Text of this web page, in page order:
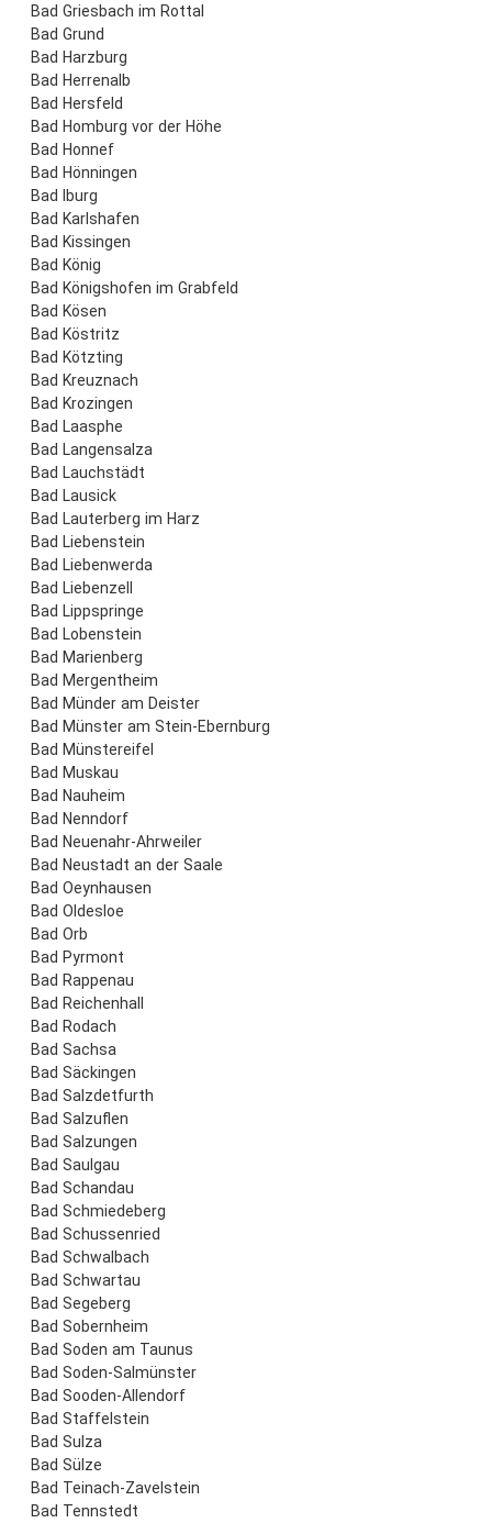
Bad Griesbach im Rottal
Bad Grund
Bad Harzburg
Bad Herrenalb
Bad Hersfeld
Bad Homburg vor der Höhe
Bad Honnef
Bad Hönningen
Bad Iburg
Bad Karlshafen
Bad Kissingen
Bad König
Bad Königshofen im Grabfeld
Bad Kösen
Bad Köstritz
Bad Kötzting
Bad Kreuznach
Bad Krozingen
Bad Laasphe
Bad Langensalza
Bad Lauchstädt
Bad Lausick
Bad Lauterberg im Harz
Bad Liebenstein
Bad Liebenwerda
Bad Liebenzell
Bad Lippspringe
Bad Lobenstein
Bad Marienberg
Bad Mergentheim
Bad Münder am Deister
Bad Münster am Stein-Ebernburg
Bad Münstereifel
Bad Muskau
Bad Nauheim
Bad Nenndorf
Bad Neuenahr-Ahrweiler
Bad Neustadt an der Saale
Bad Oeynhausen
Bad Oldesloe
Bad Orb
Bad Pyrmont
Bad Rappenau
Bad Reichenhall
Bad Rodach
Bad Sachsa
Bad Säckingen
Bad Salzdetfurth
Bad Salzuflen
Bad Salzungen
Bad Saulgau
Bad Schandau
Bad Schmiedeberg
Bad Schussenried
Bad Schwalbach
Bad Schwartau
Bad Segeberg
Bad Sobernheim
Bad Soden am Taunus
Bad Soden-Salmünster
Bad Sooden-Allendorf
Bad Staffelstein
Bad Sulza
Bad Sülze
Bad Teinach-Zavelstein
Bad Tennstedt